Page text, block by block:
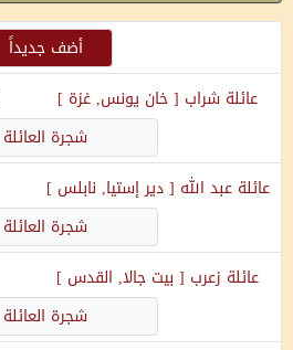
أضف جديداً
عائلة شراب [خان يونس, غزة ]
شجرة العائلة
عائلةعبد الله [ دير إستيا, نابلس ]
شجرة العائلة
عائلة زعرب [ بيت جالا, القدس ]
شجرة العائلة